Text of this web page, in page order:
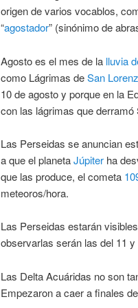
origen de varios vocablos,
“agostador” (sinónimo de
Agosto es el mes de la lluvia
como Lágrimas deSan
10 de agosto y porque en la
con las lágrimas que
Las Perseidas se anuncian
a que el planetaJúpiter ha
que las produce, el cometa
meteoros/hora.
Las Perseidas estarán
observarlas serán las del 11
Las Delta Acuáridas no son
Empezaron a caer a finales